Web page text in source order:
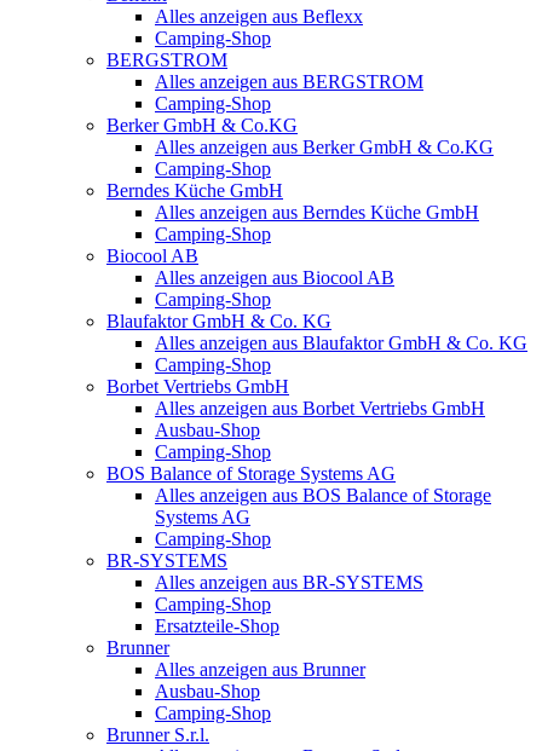
Alles anzeigen aus Beflexx
Camping-Shop
BERGSTROM
Alles anzeigen aus BERGSTROM
Camping-Shop
Berker GmbH & Co.KG
Alles anzeigen aus Berker GmbH & Co.KG
Camping-Shop
Berndes Küche GmbH
Alles anzeigen aus Berndes Küche GmbH
Camping-Shop
Biocool AB
Alles anzeigen aus Biocool AB
Camping-Shop
Blaufaktor GmbH & Co. KG
Alles anzeigen aus Blaufaktor GmbH & Co. KG
Camping-Shop
Borbet Vertriebs GmbH
Alles anzeigen aus Borbet Vertriebs GmbH
Ausbau-Shop
Camping-Shop
BOS Balance of Storage Systems AG
Alles anzeigen aus BOS Balance of Storage
Systems AG
Camping-Shop
BR-SYSTEMS
Alles anzeigen aus BR-SYSTEMS
Camping-Shop
Ersatzteile-Shop
Brunner
Alles anzeigen aus Brunner
Ausbau-Shop
Camping-Shop
Brunner S.r.l.